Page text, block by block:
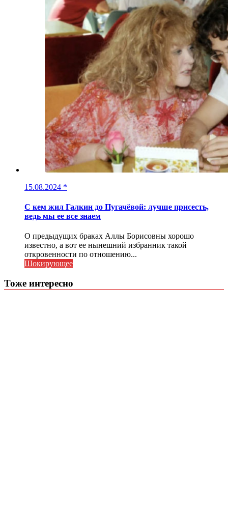
15.08.2024 *
С кем жил Галкин до Пугачёвой: лучше присесть,
ведь мы ее все знаем
О предыдущих браках Аллы Борисовны хорошо
известно, а вот ее нынешний избранник такой
откровенности по отношению...
Шокирующее
Тоже интересно